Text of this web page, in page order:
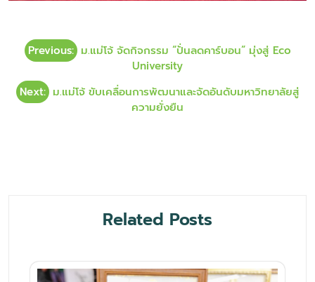
Previous: ม.แม่โจ้ จัดกิจกรรม “ปั่นลดคาร์บอน” มุ่งสู่ Eco
University
Next: ม.แม่โจ้ ขับเคลื่อนการพัฒนาและจัดอันดับมหาวิทยาลัยสู่
ความยั่งยืน
Related Posts